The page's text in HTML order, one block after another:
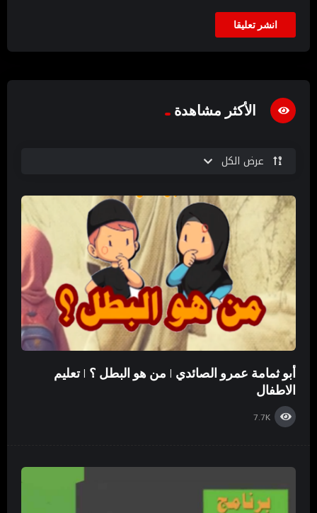
الأكثر مشاهدة
عرض الكل
أبو ثمامة عمرو الصائدي | من هو البطل ؟ | تعليم
الاطفال
7.7K